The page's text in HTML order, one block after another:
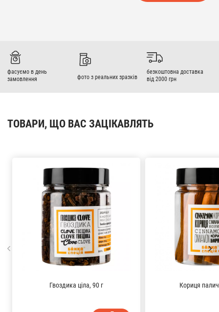
фасуємо в день
замовлення
фото з реальних зразків
безкоштовна доставка
від 2000 грн
ТОВАРИ, ЩО ВАС ЗАЦІКАВЛЯТЬ
Гвоздика ціла, 90 г Кориця